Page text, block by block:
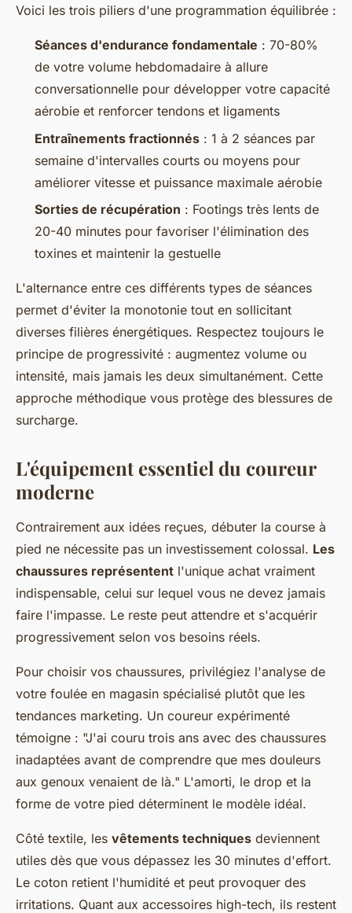
Voici les trois piliers d'une programmation équilibrée :
Séances d'endurance fondamentale : 70-80%
de votre volume hebdomadaire à allure
conversationnelle pour développer votre capacité
aérobie et renforcer tendons et ligaments
Entraînements fractionnés : 1 à 2 séances par
semaine d'intervalles courts ou moyens pour
améliorer vitesse et puissance maximale aérobie
Sorties de récupération : Footings très lents de
20-40 minutes pour favoriser l'élimination des
toxines et maintenir la gestuelle
L'alternance entre ces différents types de séances
permet d'éviter la monotonie tout en sollicitant
diverses filières énergétiques. Respectez toujours le
principe de progressivité : augmentez volume ou
intensité, mais jamais les deux simultanément. Cette
approche méthodique vous protège des blessures de
surcharge.
L'équipement essentiel du coureur
moderne
Contrairement aux idées reçues, débuter la course à
pied ne nécessite pas un investissement colossal. Les
chaussures représentent l'unique achat vraiment
indispensable, celui sur lequel vous ne devez jamais
faire l'impasse. Le reste peut attendre et s'acquérir
progressivement selon vos besoins réels.
Pour choisir vos chaussures, privilégiez l'analyse de
votre foulée en magasin spécialisé plutôt que les
tendances marketing. Un coureur expérimenté
témoigne : "J'ai couru trois ans avec des chaussures
inadaptées avant de comprendre que mes douleurs
aux genoux venaient de là." L'amorti, le drop et la
forme de votre pied déterminent le modèle idéal.
Côté textile, les vêtements techniques deviennent
utiles dès que vous dépassez les 30 minutes d'effort.
Le coton retient l'humidité et peut provoquer des
irritations. Quant aux accessoires high-tech, ils restent